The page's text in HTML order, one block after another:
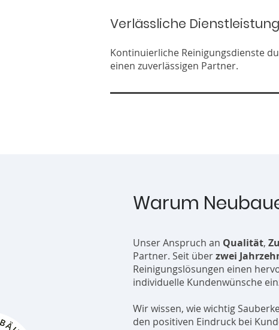
Verlässliche Dienstleistung
Kontinuierliche Reinigungsdienste
einen zuverlässigen Partner.
Warum
Unser Anspruch an Qualität,
Partner. Seit überzwei
Reinigungslösungen einen
individuelle Kundenwünsche
Wir wissen, wie wichtig
den positiven Eindruck bei